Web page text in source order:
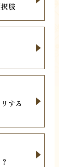
肢
する